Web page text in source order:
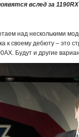
вслед за
над несколькими
к своему дебюту – это
Будут и другие